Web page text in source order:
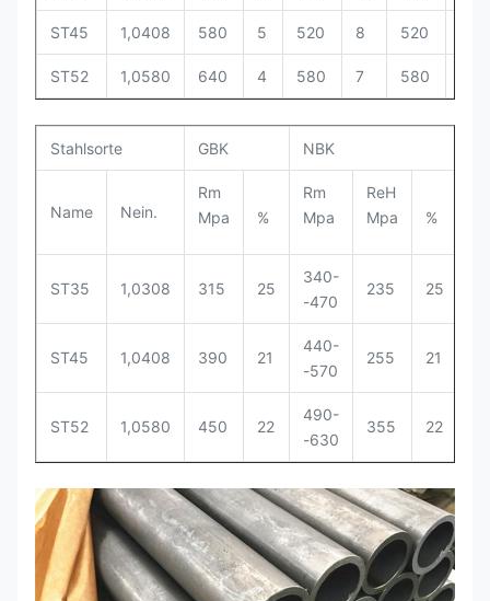
ST45 1,0408 580 5 520 8 520
ST52 1,0580 640 4 580 7 580
Stahlsorte GBK NBK
Name Nein.
Rm
Mpa
%
Rm
Mpa
ReH
Mpa
%
ST35 1,0308 315 25
340-
-470
235 25
ST45 1,0408 390 21
440-
-570
255 21
ST52 1,0580 450 22
490-
-630
355 22